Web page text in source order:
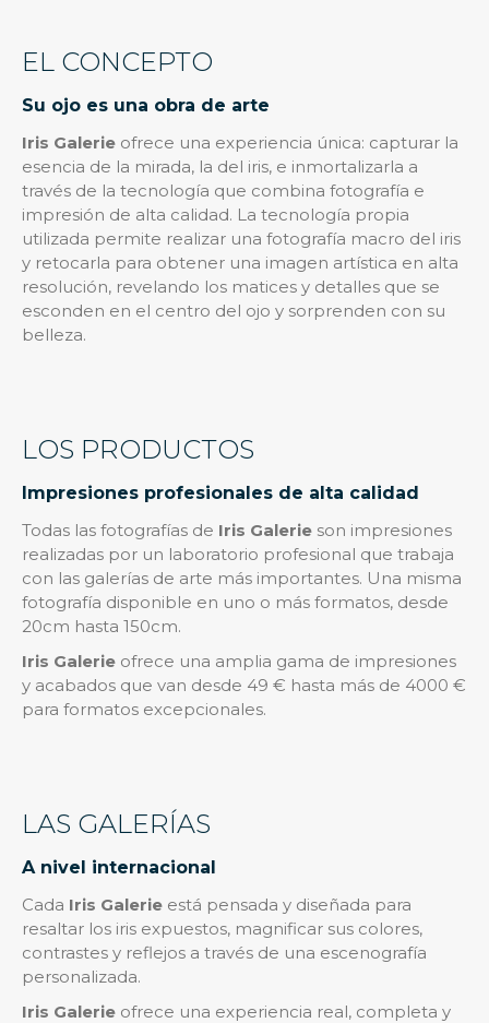
EL CONCEPTO
Su ojo es una obra de arte
Iris Galerie ofrece una experiencia única: capturar la
esencia de la mirada, la del iris, e inmortalizarla a
través de la tecnología que combina fotografía e
impresión de alta calidad. La tecnología propia
utilizada permite realizar una fotografía macro del iris
y retocarla para obtener una imagen artística en alta
resolución, revelando los matices y detalles que se
esconden en el centro del ojo y sorprenden con su
belleza.
LOS PRODUCTOS
Impresiones profesionales de alta calidad
Todas las fotografías de Iris Galerie son impresiones
realizadas por un laboratorio profesional que trabaja
con las galerías de arte más importantes. Una misma
fotografía disponible en uno o más formatos, desde
20cm hasta 150cm.
Iris Galerie ofrece una amplia gama de impresiones
y acabados que van desde 49 € hasta más de 4000 €
para formatos excepcionales.
LAS GALERÍAS
A nivel internacional
Cada Iris Galerie está pensada y diseñada para
resaltar los iris expuestos, magnificar sus colores,
contrastes y reflejos a través de una escenografía
personalizada.
Iris Galerie ofrece una experiencia real, completa y